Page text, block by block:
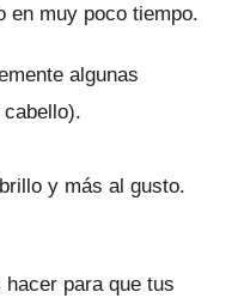
en muy poco tiempo.
algunas
y más al gusto.
para que tus